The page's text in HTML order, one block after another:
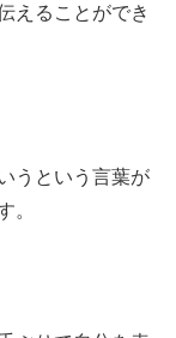
えることができ
うという言葉が
。